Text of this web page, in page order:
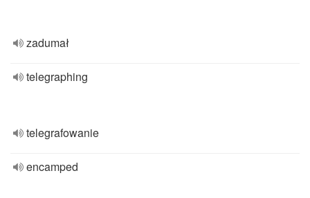
zadumał
telegraphing
telegrafowanie
encamped